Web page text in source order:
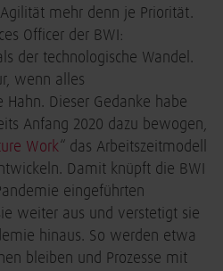
mehr denn je Priorität.
Officer der BWI:
der technologische Wandel.
wenn alles
Hahn. Dieser Gedanke habe
Anfang 2020 dazu bewogen,
Work“ das Arbeitszeitmodell
Damit knüpft die BWI
eingeführten
weiter aus und verstetigt sie
hinaus. So werden etwa
bleiben und Prozesse mit